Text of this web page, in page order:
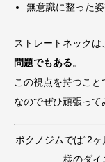
無意識に整った
ストレートネックは、
問題でもある。
この視点を持つこ
なのでぜひ頑張って
ボクノジムでは“2
様のダイ